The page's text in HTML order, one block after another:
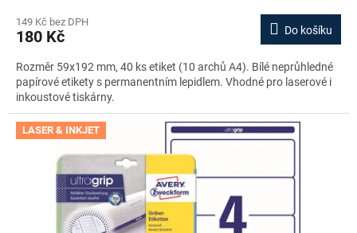
149 Kč bez DPH
180 Kč Do košíku
Rozměr 59x192 mm, 40 ks etiket (10 archů A4). Bílé neprůhledné
papírové etikety s permanentním lepidlem. Vhodné pro laserové i
inkoustové tiskárny.
LASER & INKJET